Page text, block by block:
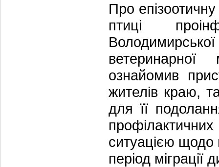
Про
птиці
ознайомив
жителів краю,
для її
ситуацією
період міграції